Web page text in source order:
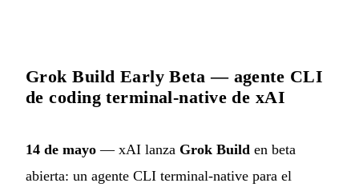
Grok Build Early Beta — agente CLI
de coding terminal-native de xAI
14 de mayo — xAI lanza Grok Build en beta
abierta: un agente CLI terminal-native para el